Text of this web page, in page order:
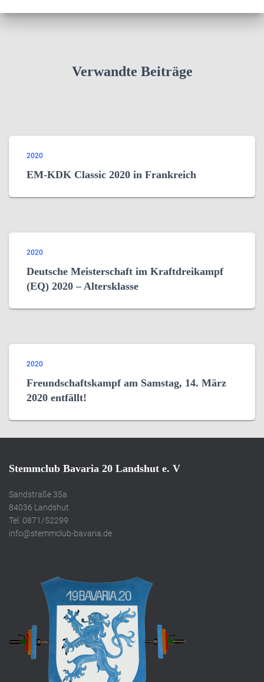
Verwandte Beiträge
2020
EM-KDK Classic 2020 in Frankreich
2020
Deutsche Meisterschaft im Kraftdreikampf
(EQ) 2020 – Altersklasse
2020
Freundschaftskampf am Samstag, 14. März
2020 entfällt!
Stemmclub Bavaria 20 Landshut e. V
Sandstraße 35a
84036 Landshut
Tel. 0871/52299
info@stemmclub-bavaria.de